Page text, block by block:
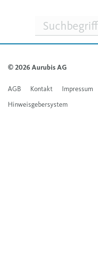
Suchfeld
© 2026 Aurubis AG
AGB Kontakt Impressum
Hinweisgebersystem